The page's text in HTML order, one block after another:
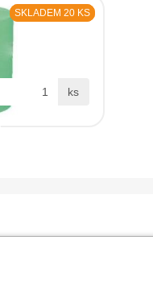
SKLADEM 20 KS
ks